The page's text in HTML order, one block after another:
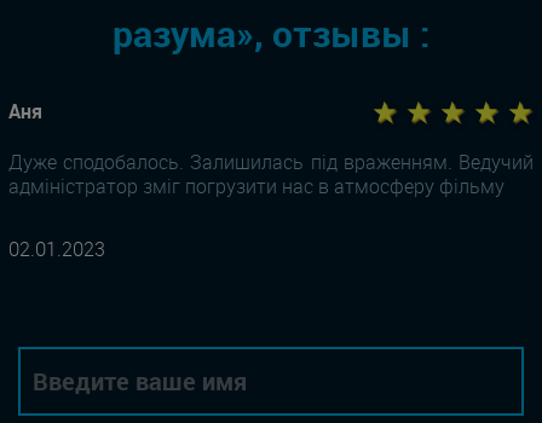
разума», отзывы :
Аня ★ ★ ★ ★ ★
Дуже сподобалось. Залишилась під враженням. Ведучий
адміністратор зміг погрузити нас в атмосферу фільму
02.01.2023